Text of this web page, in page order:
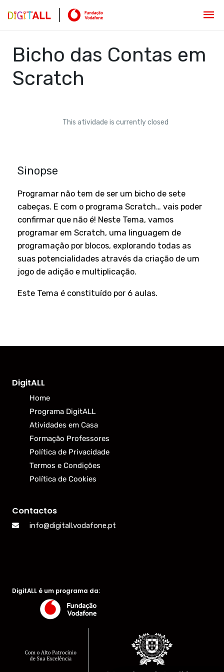
Bicho das Contas em
Scratch
This atividade is currently closed
Sinopse
Programar não tem de ser um bicho de sete
cabeças. E com o programa Scratch… vais poder
confirmar que não é! Neste Tema, vamos
programar em Scratch, uma linguagem de
programação por blocos, explorando todas as
suas potencialidades através da criação de um
jogo de adição e multiplicação.
Este Tema é constituído por 6 aulas.
DigitALL
Home
Programa DigitALL
Atividades em Casa
Formação Professores
Política de Privacidade
Termos e Condições
Política de Cookies
Contactos
info@digitall.vodafone.pt
DigitALL é um programa da: